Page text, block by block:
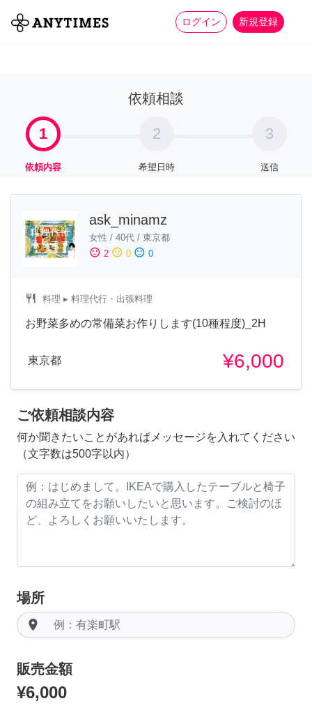
ログイン 新規登録
全て 家事 more_horiz
依頼相談
1
依頼内容
2
希望日時
3
送信
ask_minamz
女性 / 40代 / 東京都
sentiment_satisfied 2 sentiment_neutral 0 sentiment_dissatisfied 0
restaurant 料理 ▸ 料理代行・出張料理
お野菜多めの常備菜お作りします(10種程度)_2H
東京都 ¥6,000
ご依頼相談内容
何か聞きたいことがあればメッセージを入れてください
（文字数は500字以内）
場所
room
販売金額
¥6,000